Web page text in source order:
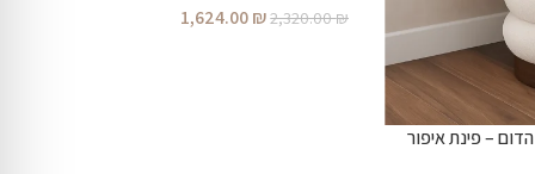
– פינת איפור
2,320.00₪
1,624.00₪